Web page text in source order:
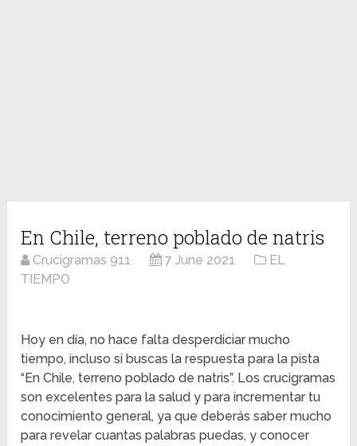
En Chile, terreno poblado de natris
Crucigramas 911 7 June 2021
EL
TIEMPO
Hoy en día, no hace falta desperdiciar mucho
tiempo, incluso si buscas la respuesta para la pista
“En Chile, terreno poblado de natris”. Los crucigramas
son excelentes para la salud y para incrementar tu
conocimiento general, ya que deberás saber mucho
para revelar cuantas palabras puedas, y conocer